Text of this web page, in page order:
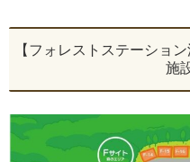
【フォレストステーショ
施